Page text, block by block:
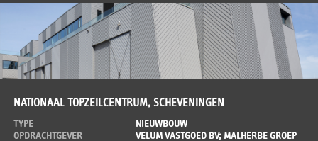
NATIONAAL TOPZEILCENTRUM, SCHEVENINGEN
TYPE
NIEUWBOUW
OPDRACHTGEVER
VELUM VASTGOED BV; MALHERBE GROEP